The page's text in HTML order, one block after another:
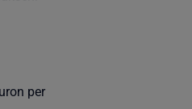
per